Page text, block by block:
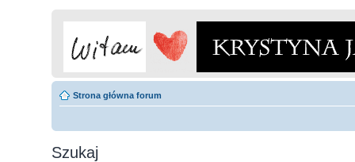
Strona główna forum
Szukaj